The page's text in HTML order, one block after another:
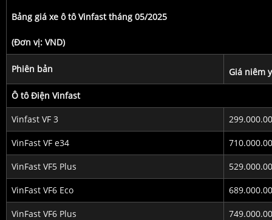
Bảng giá xe ô tô Vinfast tháng 05/2025
(Đơn vị: VND)
Phiên bản Giá niêm
Ô tô Điện Vinfast
Vinfast VF 3
VinFast VF e34
VinFast VF5 Plus
VinFast VF6 Eco
VinFast VF6 Plus